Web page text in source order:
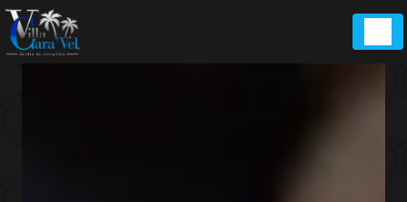
Panneau de gestion des cookies